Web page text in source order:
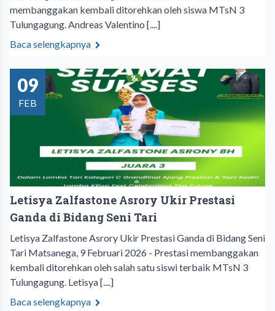
membanggakan kembali ditorehkan oleh siswa MTsN 3
Tulungagung. Andreas Valentino [....]
Baca selengkapnya
09
FEB
Letisya Zalfastone Asrory Ukir Prestasi
Ganda di Bidang Seni Tari
Letisya Zalfastone Asrory Ukir Prestasi Ganda di Bidang Seni
Tari Matsanega, 9 Februari 2026 - Prestasi membanggakan
kembali ditorehkan oleh salah satu siswi terbaik MTsN 3
Tulungagung. Letisya [....]
Baca selengkapnya